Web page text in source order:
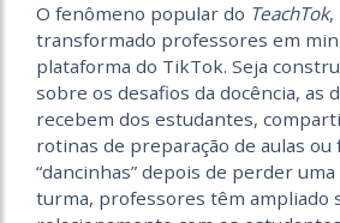
O fenômeno popular do TeachTok,
transformado professores em
plataforma do TikTok. Seja
sobre os desafios da docência, as
recebem dos estudantes,
rotinas de preparação de aulas ou
“dancinhas” depois de perder
turma, professores têm ampliado